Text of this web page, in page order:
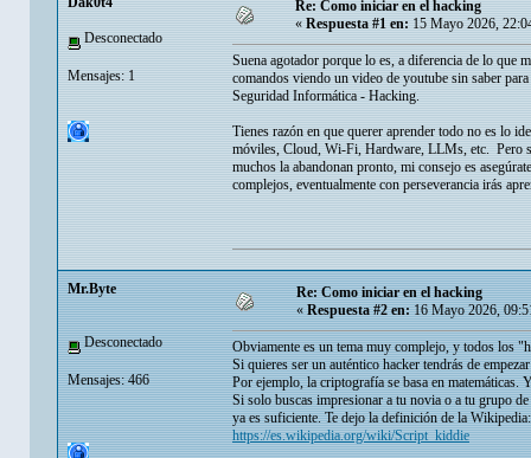
Desconectado
Mensajes: 1
Re: Como iniciar en el hacking
« Respuesta #1 en: 15 Mayo 2026,
Suena agotador porque lo es, a diferencia de lo que
comandos viendo un video de youtube sin saber
Seguridad Informática - Hacking.
Tienes razón en que querer aprender todo no es lo
móviles, Cloud, Wi-Fi, Hardware, LLMs, etc. Pero
muchos la abandonan pronto, mi consejo es
complejos, eventualmente con perseverancia irás
Mr.Byte
Desconectado
Mensajes: 466
Re: Como iniciar en el hacking
«Respuesta #2 en:16 Mayo 2026,
Obviamente es un tema muy complejo, y todos los
Si quieres ser un auténtico hacker tendrás de
Por ejemplo, la criptografía se basa en matemáticas.
Si solo buscas impresionar a tu novia o a tu grupo
ya es suficiente. Te dejo la definición de la Wikipedia:
https://es.wikipedia.org/wiki/Script_kiddie